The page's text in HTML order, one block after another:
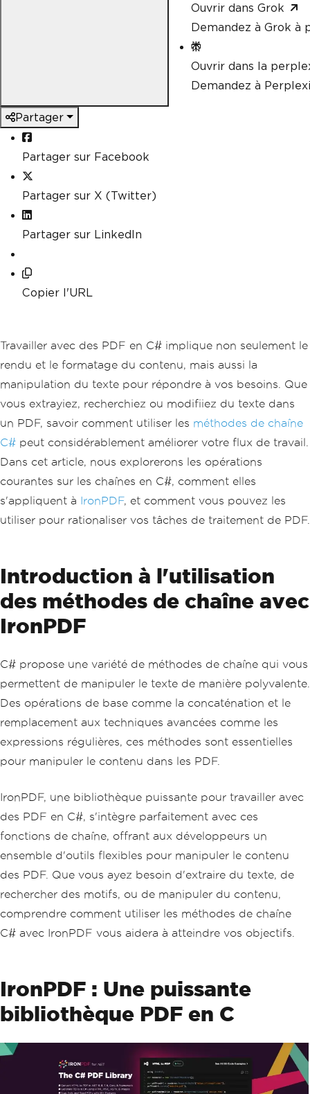
Ouvrir dans Grok
Demandez à Grok à
Ouvrir dans la
Demandez à
Partager
Partager sur Facebook
Partager sur X (Twitter)
Partager sur LinkedIn
Copier l'URL
Travailler avec des PDF en C# implique non seulement le
rendu et le formatage du contenu, mais aussi la
manipulation du texte pour répondre à vos besoins. Que
vous extrayiez, recherchiez ou modifiiez du texte dans
un PDF, savoir comment utiliser les méthodes de chaîne
C# peut considérablement améliorer votre flux de travail.
Dans cet article, nous explorerons les opérations
courantes sur les chaînes en C#, comment elles
s'appliquent à IronPDF, et comment vous pouvez les
utiliser pour rationaliser vos tâches de traitement de PDF.
Introduction à l'utilisation
des méthodes de chaîne avec
IronPDF
C# propose une variété de méthodes de chaîne qui vous
permettent de manipuler le texte de manière polyvalente.
Des opérations de base comme la concaténation et le
remplacement aux techniques avancées comme les
expressions régulières, ces méthodes sont essentielles
pour manipuler le contenu dans les PDF.
IronPDF, une bibliothèque puissante pour travailler avec
des PDF en C#, s'intègre parfaitement avec ces
fonctions de chaîne, offrant aux développeurs un
ensemble d'outils flexibles pour manipuler le contenu
des PDF. Que vous ayez besoin d'extraire du texte, de
rechercher des motifs, ou de manipuler du contenu,
comprendre comment utiliser les méthodes de chaîne
C# avec IronPDF vous aidera à atteindre vos objectifs.
IronPDF : Une puissante
bibliothèque PDF en C